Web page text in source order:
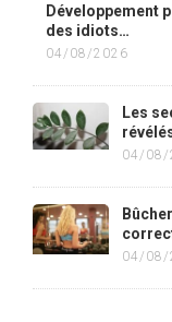
Développement
des idiots…
04/08/2026
Les
04/08/
04/08/